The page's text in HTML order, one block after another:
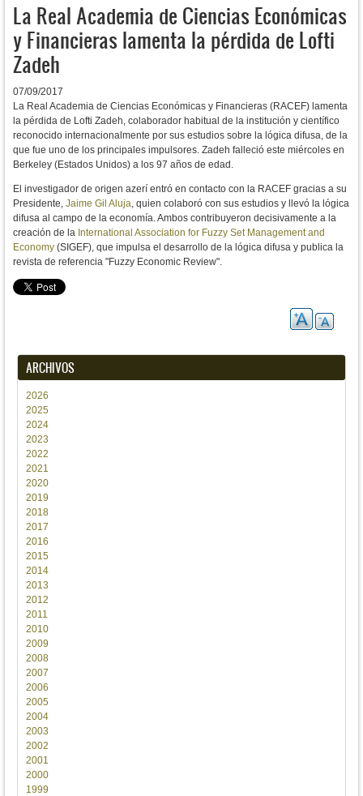
La Real Academia de Ciencias Económicas
y Financieras lamenta la pérdida de Lofti
Zadeh
07/09/2017
La Real Academia de Ciencias Económicas y Financieras (RACEF) lamenta
la pérdida de Lofti Zadeh, colaborador habitual de la institución y científico
reconocido internacionalmente por sus estudios sobre la lógica difusa, de la
que fue uno de los principales impulsores. Zadeh falleció este miércoles en
Berkeley (Estados Unidos) a los 97 años de edad.
El investigador de origen azerí entró en contacto con la RACEF gracias a su
Presidente, Jaime Gil Aluja, quien colaboró con sus estudios y llevó la lógica
difusa al campo de la economía. Ambos contribuyeron decisivamente a la
creación de la International Association for Fuzzy Set Management and
Economy (SIGEF), que impulsa el desarrollo de la lógica difusa y publica la
revista de referencia "Fuzzy Economic Review".
ARCHIVOS
2026
2025
2024
2023
2022
2021
2020
2019
2018
2017
2016
2015
2014
2013
2012
2011
2010
2009
2008
2007
2006
2005
2004
2003
2002
2001
2000
1999